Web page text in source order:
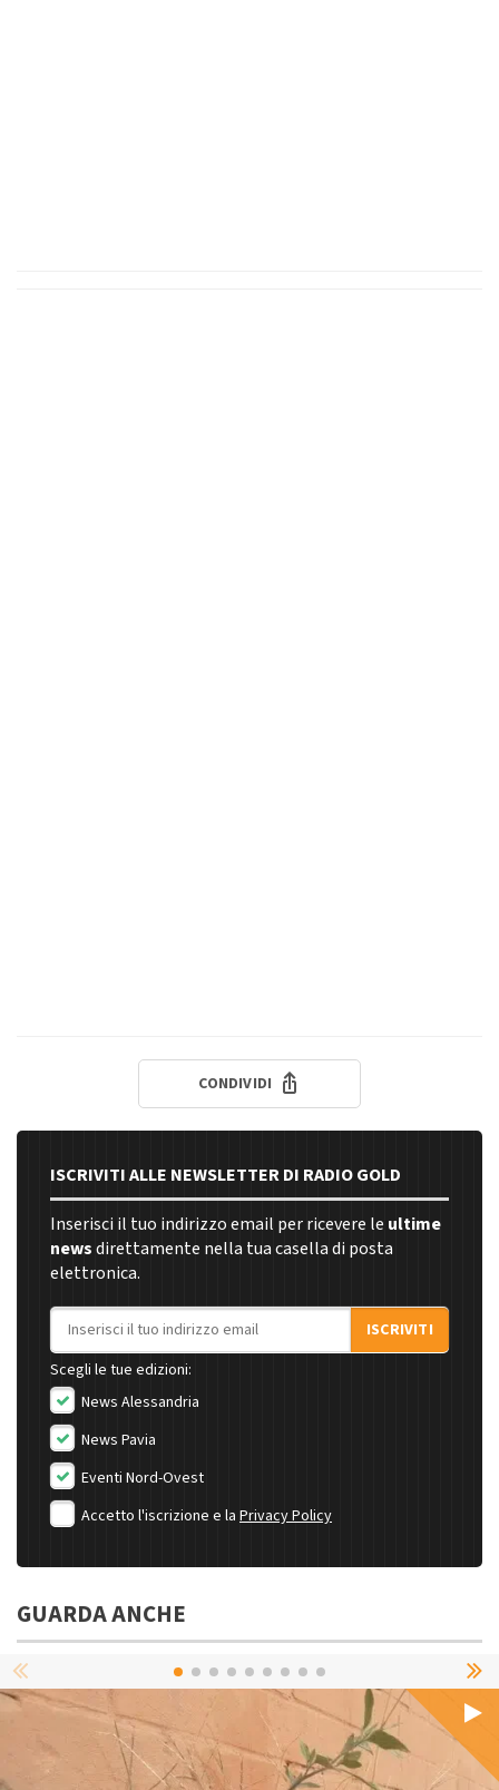
CONDIVIDI
ISCRIVITI ALLE NEWSLETTER DI RADIO GOLD
Inserisci il tuo indirizzo email per ricevere le ultime
newsdirettamente nella tua casella di posta
elettronica.
Indirizzo email
ISCRIVITI
Scegli le tue edizioni:
News Alessandria
News Pavia
Eventi Nord-Ovest
Accetto l'iscrizione e la Privacy Policy
GUARDA ANCHE